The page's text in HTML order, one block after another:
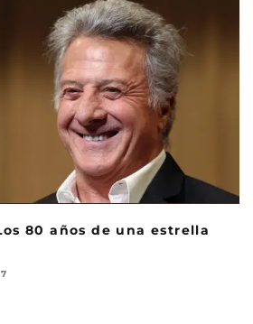
80 años de una estrella